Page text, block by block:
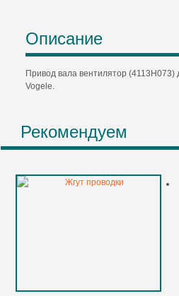
Описание
Привод вала вентилятор (4113H073)
Vogele.
Рекомендуем